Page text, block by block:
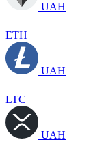
UAH
ETH
UAH
LTC
UAH